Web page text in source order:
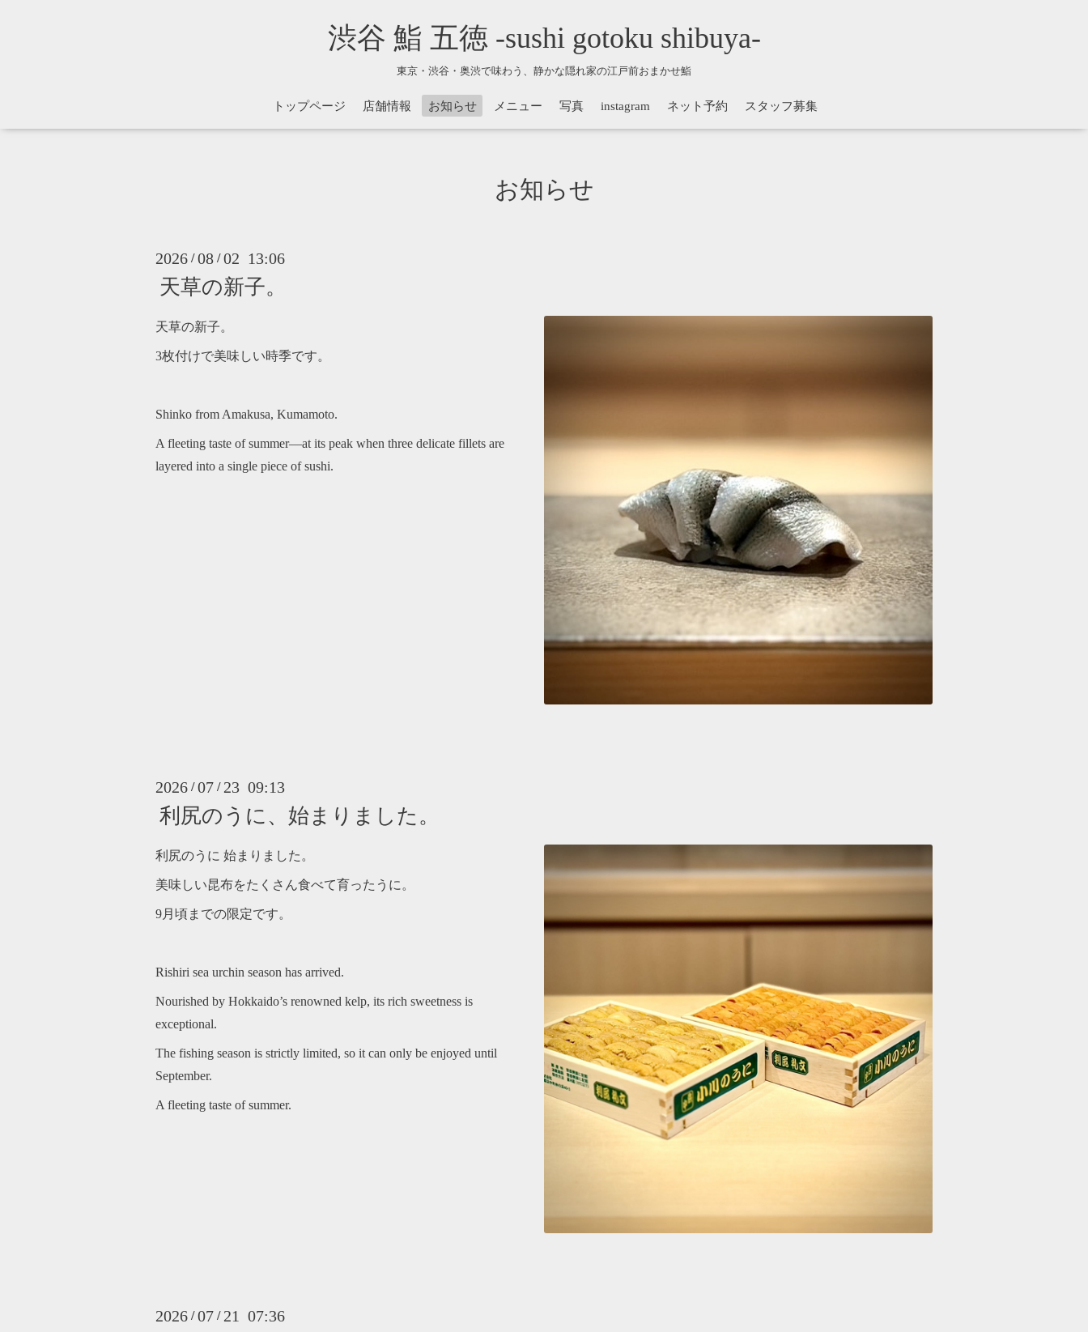
渋谷 鮨 五徳 -sushi gotoku shibuya-
東京・渋谷・奥渋で味わう、静かな隠れ家の江戸前おまかせ鮨
トップページ 店舗情報 お知らせ メニュー 写真 instagram ネット予約 スタッフ募集
お知らせ
2026 /08 /02 13:06
天草の新子。
天草の新子。
3枚付けで美味しい時季です。
Shinko from Amakusa, Kumamoto.
A fleeting taste of summer—at its peak when three delicate fillets are
layered into a single piece of sushi.
2026 /07 / 23 09:13
利尻のうに、始まりました。
利尻のうに 始まりました。
美味しい昆布をたくさん食べて育ったうに。
9月頃までの限定です。
Rishiri sea urchin season has arrived.
Nourished by Hokkaido’s renowned kelp, its rich sweetness is
exceptional.
The fishing season is strictly limited, so it can only be enjoyed until
September.
A fleeting taste of summer.
2026 /07 / 21 07:36